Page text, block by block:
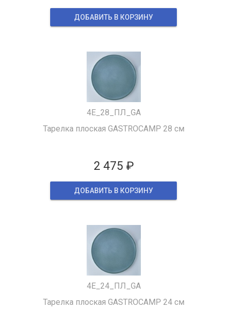
ДОБАВИТЬ В КОРЗИНУ
4Е_28_ПЛ_GA
Тарелка плоская GASTROCAMP 28 см
2 475 ₽
ДОБАВИТЬ В КОРЗИНУ
4Е_24_ПЛ_GA
Тарелка плоская GASTROCAMP 24 см